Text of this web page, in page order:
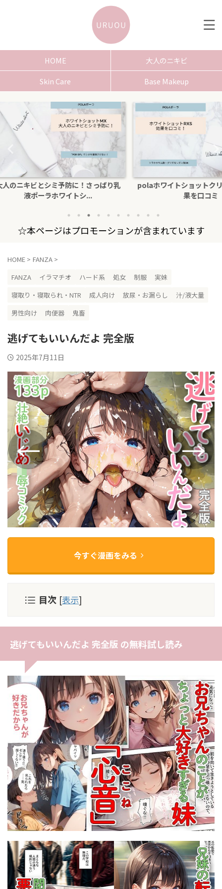
HOME
大人のニキビ
Skin Care
Base Makeup
っぱり乳
polaホワイトショットクリームRXSの効
色白に
☆本ページはプロモーションが含まれています
HOME > FANZA >
FANZA
イラマチオ ハード系 処女 制服
実妹
寝取り・寝取られ・NTR
成人向け 放尿・お漏らし
汁/液大量
男性向け
肉便器 鬼畜
逃げてもいいんだよ 完全版
2025年7月11日
今すぐ漫画をみる
目次 [表示]
逃げてもいいんだよ 完全版 の無料試し読み